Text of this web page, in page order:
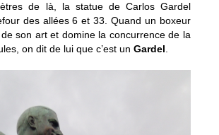
de là, la statue de Carlos Gardel
des allées 6 et 33. Quand un boxeur
son art et domine la concurrence de la
on dit de lui que c’est un Gardel.